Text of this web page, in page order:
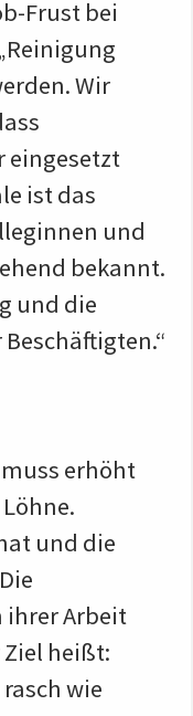
Frust bei
Wir
eingesetzt
ist das
und
bekannt.
und die
erhöht
und die
ihrer Arbeit
heißt:
wie